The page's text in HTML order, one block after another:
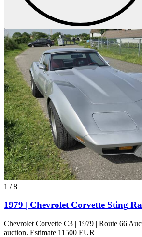
1 /8
1979 | Chevrolet Corvette Sting
Chevrolet Corvette C3 | 1979 | Route 66
auction. Estimate 11500 EUR